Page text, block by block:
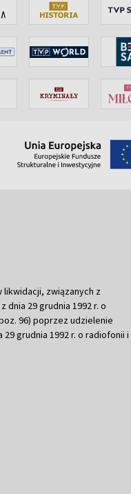
likwidacji, związanych z
dnia 29 grudnia 1992 r. o
96) poprzez udzielenie
grudnia 1992 r. o radiofonii i